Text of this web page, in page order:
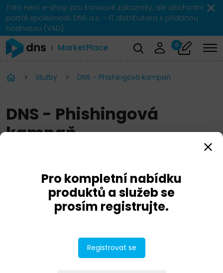
Toto není e-shop pro koncové zákazníky, ale obchodní
portál společnosti DNS a.s. – IT distributora s přidanou
hodnotou (VAD).
MarketPlace 0
Služby DNS - Phishingová kampaň
DNS - Phishingová
kampaň
Pro kompletní nabídku
produktů a služeb se
prosím registrujte.
Registrovat se